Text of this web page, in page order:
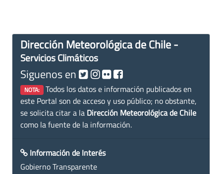
Dirección Meteorológica de Chile -
Servicios Climáticos
Siguenos en
NOTA: Todos los datos e información publicados en
este Portal son de acceso y uso público; no obstante,
se solicita citar a la Dirección Meteorológica de Chile
como la fuente de la información.
Información de Interés
Gobierno Transparente